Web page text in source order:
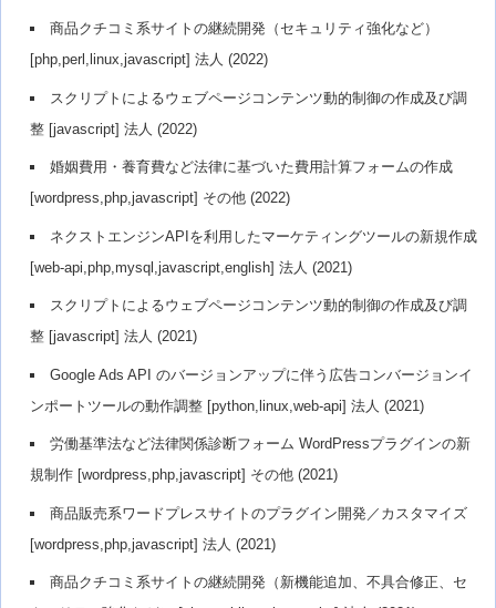
商品クチコミ系サイトの継続開発（セキュリティ強化など）
[php,perl,linux,javascript] 法人 (2022)
スクリプトによるウェブページコンテンツ動的制御の作成及び調
整 [javascript] 法人 (2022)
婚姻費用・養育費など法律に基づいた費用計算フォームの作成
[wordpress,php,javascript] その他 (2022)
ネクストエンジンAPIを利用したマーケティングツールの新規作成
[web-api,php,mysql,javascript,english] 法人 (2021)
スクリプトによるウェブページコンテンツ動的制御の作成及び調
整 [javascript] 法人 (2021)
Google Ads API のバージョンアップに伴う広告コンバージョンイ
ンポートツールの動作調整 [python,linux,web-api] 法人 (2021)
労働基準法など法律関係診断フォーム WordPressプラグインの新
規制作 [wordpress,php,javascript] その他 (2021)
商品販売系ワードプレスサイトのプラグイン開発／カスタマイズ
[wordpress,php,javascript] 法人 (2021)
商品クチコミ系サイトの継続開発（新機能追加、不具合修正、セ